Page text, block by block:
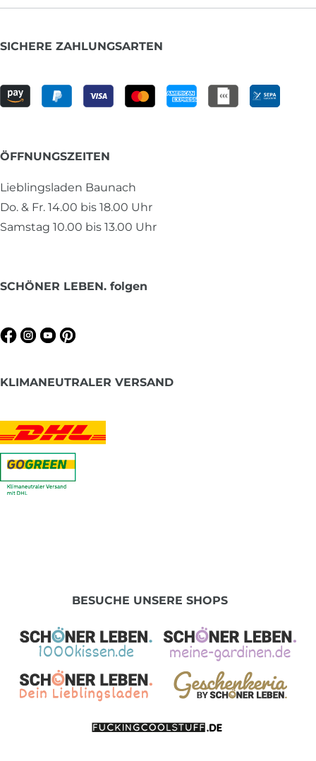
SICHERE ZAHLUNGSARTEN
ÖFFNUNGSZEITEN
Lieblingsladen Baunach
Do. & Fr. 14.00 bis 18.00 Uhr
Samstag 10.00 bis 13.00 Uhr
SCHÖNER LEBEN. folgen
KLIMANEUTRALER VERSAND
BESUCHE UNSERE SHOPS